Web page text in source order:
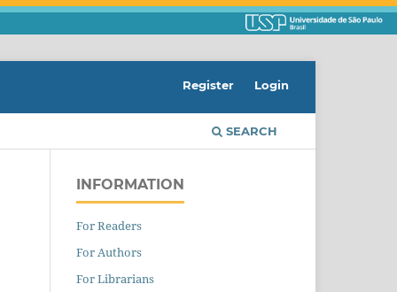
SEARCH
Register Login
INFORMATION
For Readers
For Authors
For Librarians